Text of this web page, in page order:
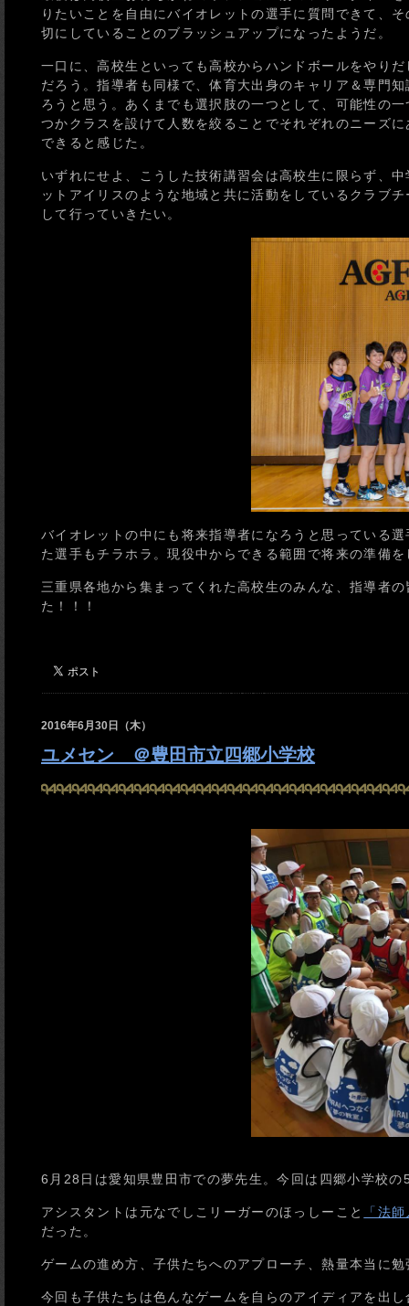
りたいことを自由にバイオレットの選手に質問できて、
切にしていることのブラッシュアップになったようだ。
一口に、高校生といっても高校からハンドボールをやり
だろう。指導者も同様で、体育大出身のキャリア＆専門
ろうと思う。あくまでも選択肢の一つとして、可能性の
つかクラスを設けて人数を絞ることでそれぞれのニーズ
できると感じた。
いずれにせよ、こうした技術講習会は高校生に限らず、
ットアイリスのような地域と共に活動をしているクラブ
して行っていきたい。
バイオレットの中にも将来指導者になろうと思っている
た選手もチラホラ。現役中からできる範囲で将来の準備
三重県各地から集まってくれた高校生のみんな、指導者
た！！！
2016年6月30日（木）
ユメセン ＠豊田市立四郷小学校
6月28日は愛知県豊田市での夢先生。今回は四郷小学校
アシスタントは元なでしこリーガーのほっしーこと
「法
だった。
ゲームの進め方、子供たちへのアプローチ、熱量本当に
今回も子供たちは色んなゲームを自らのアイディアを出